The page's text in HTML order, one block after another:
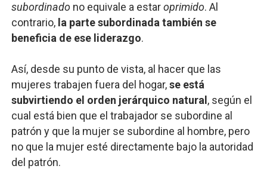
subordinado no equivale a estaroprimido. Al
contrario, la parte subordinada también se
beneficia de ese liderazgo.
Así, desde su punto de vista, al hacer que las
mujeres trabajen fuera del hogar,se está
subvirtiendo el orden jerárquico natural , según el
cual está bien que el trabajador se subordine al
patrón y que la mujer se subordine al hombre, pero
no que la mujer esté directamente bajo la autoridad
del patrón.